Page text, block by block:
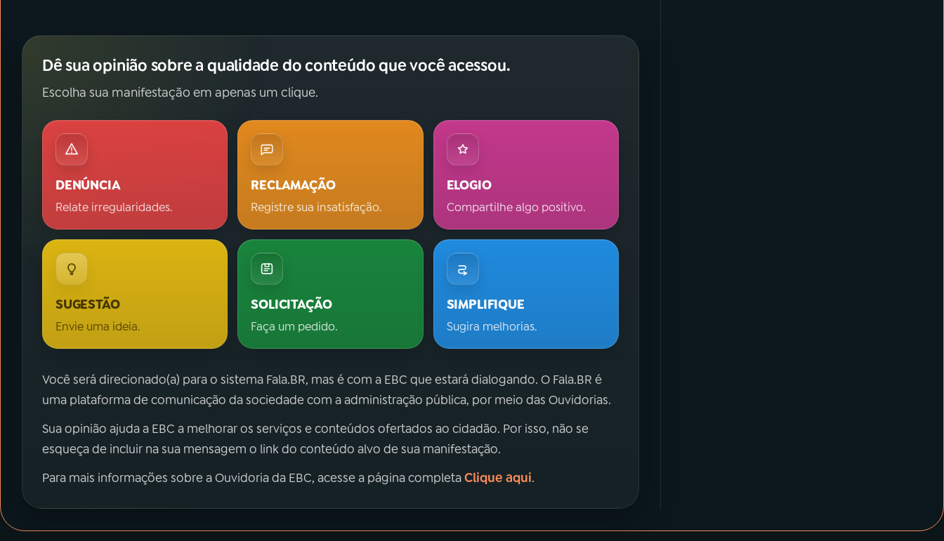
Dê sua opinião sobre a qualidade do conteúdo que você acessou.
Escolha sua manifestação em apenas um clique.
DENÚNCIA
Relate irregularidades.
RECLAMAÇÃO
Registre sua insatisfação.
ELOGIO
Compartilhe algo positivo.
SUGESTÃO
Envie uma ideia.
SOLICITAÇÃO
Faça um pedido.
SIMPLIFIQUE
Sugira melhorias.
Você será direcionado(a) para o sistema Fala.BR, mas é com a EBC que estará dialogando. O Fala.BR é
uma plataforma de comunicação da sociedade com a administração pública, por meio das Ouvidorias.
Sua opinião ajuda a EBC a melhorar os serviços e conteúdos ofertados ao cidadão. Por isso, não se
esqueça de incluir na sua mensagem o link do conteúdo alvo de sua manifestação.
Para mais informações sobre a Ouvidoria da EBC, acesse a página completaClique aqui.